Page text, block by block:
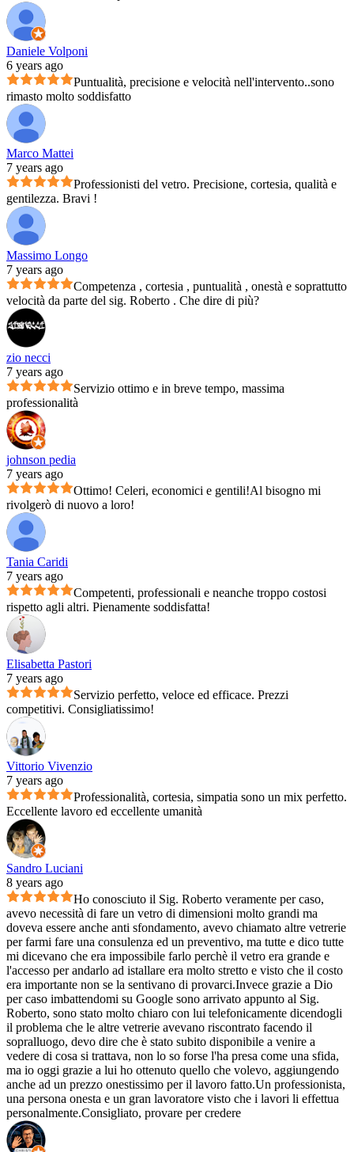
Daniele Volponi
6 years ago
Puntualità, precisione e velocità nell'intervento..sono
rimasto molto soddisfatto
Marco Mattei
7 years ago
Professionisti del vetro. Precisione, cortesia, qualità e
gentilezza. Bravi !
Massimo Longo
7 years ago
Competenza , cortesia , puntualità , onestà e soprattutto
velocità da parte del sig. Roberto . Che dire di più?
zio necci
7 years ago
Servizio ottimo e in breve tempo, massima
professionalità
johnson pedia
7 years ago
Ottimo! Celeri, economici e gentili!Al bisogno mi
rivolgerò di nuovo a loro!
Tania Caridi
7 years ago
Competenti, professionali e neanche troppo costosi
rispetto agli altri. Pienamente soddisfatta!
Elisabetta Pastori
7 years ago
Servizio perfetto, veloce ed efficace. Prezzi
competitivi. Consigliatissimo!
Vittorio Vivenzio
7 years ago
Professionalità, cortesia, simpatia sono un mix perfetto.
Eccellente lavoro ed eccellente umanità
Sandro Luciani
8 years ago
Ho conosciuto il Sig. Roberto veramente per caso,
avevo necessità di fare un vetro di dimensioni molto grandi ma
doveva essere anche anti sfondamento, avevo chiamato altre vetrerie
per farmi fare una consulenza ed un preventivo, ma tutte e dico tutte
mi dicevano che era impossibile farlo perchè il vetro era grande e
l'accesso per andarlo ad istallare era molto stretto e visto che il costo
era importante non se la sentivano di provarci.Invece grazie a Dio
per caso imbattendomi su Google sono arrivato appunto al Sig.
Roberto, sono stato molto chiaro con lui telefonicamente dicendogli
il problema che le altre vetrerie avevano riscontrato facendo il
sopralluogo, devo dire che è stato subito disponibile a venire a
vedere di cosa si trattava, non lo so forse l'ha presa come una sfida,
ma io oggi grazie a lui ho ottenuto quello che volevo, aggiungendo
anche ad un prezzo onestissimo per il lavoro fatto.Un professionista,
una persona onesta e un gran lavoratore visto che i lavori li effettua
personalmente.Consigliato, provare per credere